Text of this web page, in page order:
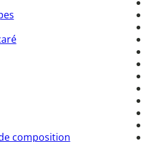
composition